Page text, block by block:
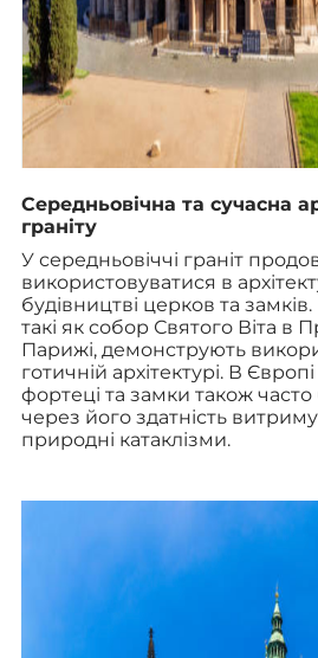
Середньовічна та сучасна
граніту
У середньовіччі граніт
використовуватися в
будівництві церков та замків.
такі як собор Святого Віта в
Парижі, демонструють
готичній архітектурі. В
фортеці та замки також часто
через його здатність
природні катаклізми.